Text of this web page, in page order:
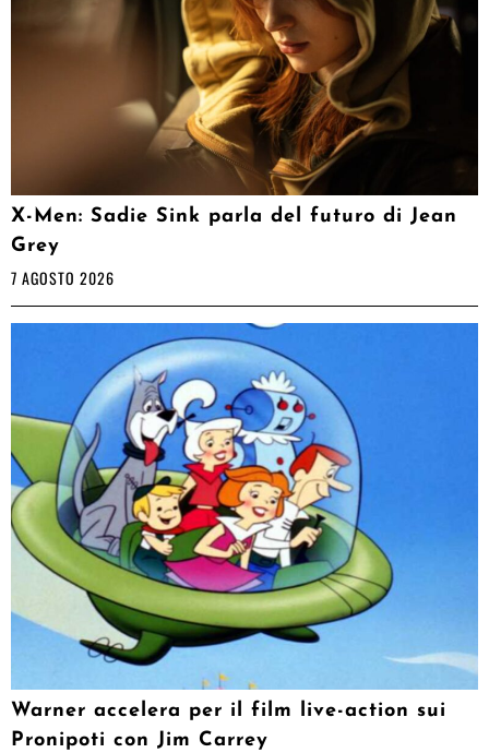
X-Men: Sadie Sink parla del futuro di Jean
Grey
7 AGOSTO 2026
Warner accelera per il film live-action sui
Pronipoti con Jim Carrey